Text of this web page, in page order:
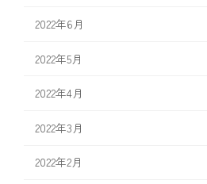
2022年6月
2022年5月
2022年4月
2022年3月
2022年2月